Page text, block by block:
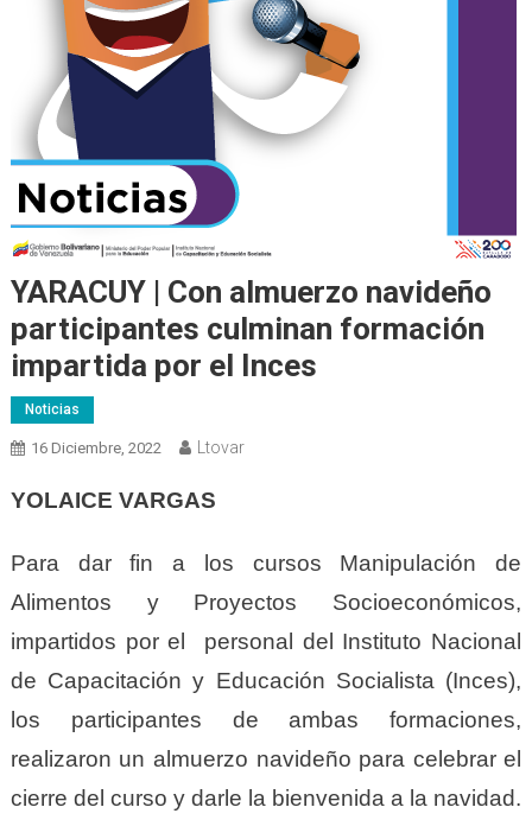
YARACUY | Con almuerzo navideño
participantes culminan formación
impartida por el Inces
Noticias
16 Diciembre, 2022 Ltovar
YOLAICE VARGAS
Para dar fin a los cursos Manipulación de
Alimentos y Proyectos Socioeconómicos,
impartidos por el personal del Instituto Nacional
de Capacitación y Educación Socialista (Inces),
los participantes de ambas formaciones,
realizaron un almuerzo navideño para celebrar el
cierre del curso y darle la bienvenida a la navidad.